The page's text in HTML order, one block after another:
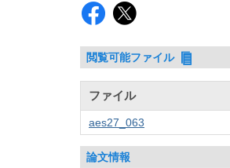
閲覧可能ファイル
ファイル
aes27_063
論文情報